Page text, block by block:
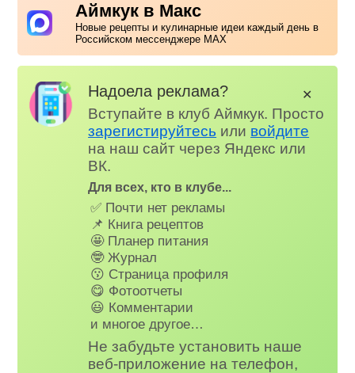
Аймкук в Макс
Новые рецепты и кулинарные идеи каждый день в
Российском мессенджере MAX
Надоела реклама?
Вступайте в клуб Аймкук. Просто
зарегистируйтесь или войдите
на наш сайт через Яндекс или
ВК.
Для всех, кто в клубе...
✅ Почти нет рекламы
📌 Книга рецептов
🤩 Планер питания
🤓 Журнал
😗 Страница профиля
😋 Фотоотчеты
😃 Комментарии
и многое другое…
Не забудьте установить наше
веб-приложение на телефон,
✕